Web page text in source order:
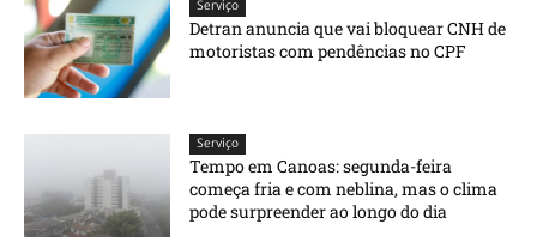
Serviço
Detran anuncia que vai bloquear CNH de
motoristas com pendências no CPF
Serviço
Tempo em Canoas: segunda-feira
começa fria e com neblina, mas o clima
pode surpreender ao longo do dia